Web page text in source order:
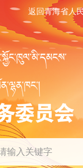
返回青海省人